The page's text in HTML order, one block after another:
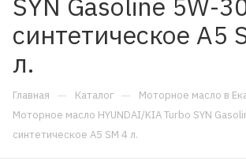
синтетическое A5
л.
Главная — Каталог — Моторное масло в
Моторное масло HYUNDAI/KIA Turbo SYN
синтетическое A5 SM 4 л.